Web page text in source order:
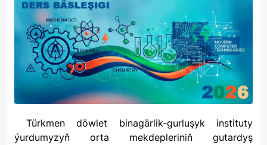
Türkmen döwlet binagärlik-gurluşyk instituty
ýurdumyzyň orta mekdepleriniň gutardyş